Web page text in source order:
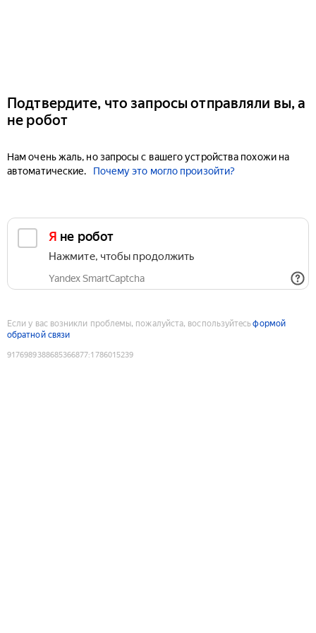
Подтвердите, что запросы отправляли вы, а
не робот
Нам очень жаль, но запросы с вашего устройства похожи на
автоматические.
Почему это могло произойти?
Я не робот
Нажмите, чтобы продолжить
Yandex SmartCaptcha
Если у вас возникли проблемы, пожалуйста, воспользуйтесьформой
обратной связи
9176989388685366877:1786015239